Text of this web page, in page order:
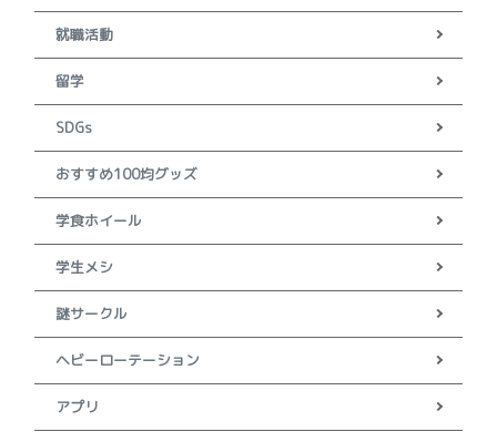
就職活動
留学
SDGs
おすすめ100均グッズ
学食ホイール
学生メシ
謎サークル
ヘビーローテーション
アプリ